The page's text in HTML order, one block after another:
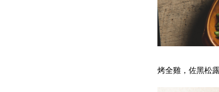
烤全雞，佐黑松